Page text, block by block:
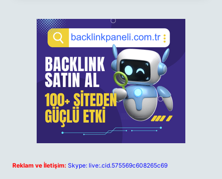
Reklam ve İletişim: Skype: live:.cid.575569c608265c69